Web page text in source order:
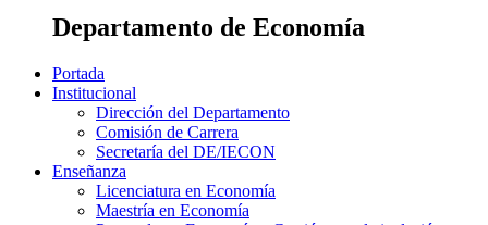
Departamento de Economía
Portada
Institucional
Dirección del Departamento
Comisión de Carrera
Secretaría del DE/IECON
Enseñanza
Licenciatura en Economía
Maestría en Economía